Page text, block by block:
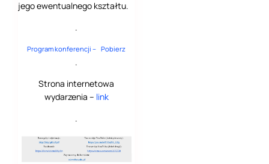
jego ewentualnego kształtu.
.
Program konferencji – Pobierz
.
Strona internetowa
wydarzenia – link
.